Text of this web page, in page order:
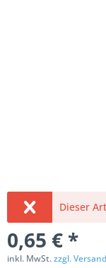
Dieser
0,65 € *
inkl. MwSt.zzgl.